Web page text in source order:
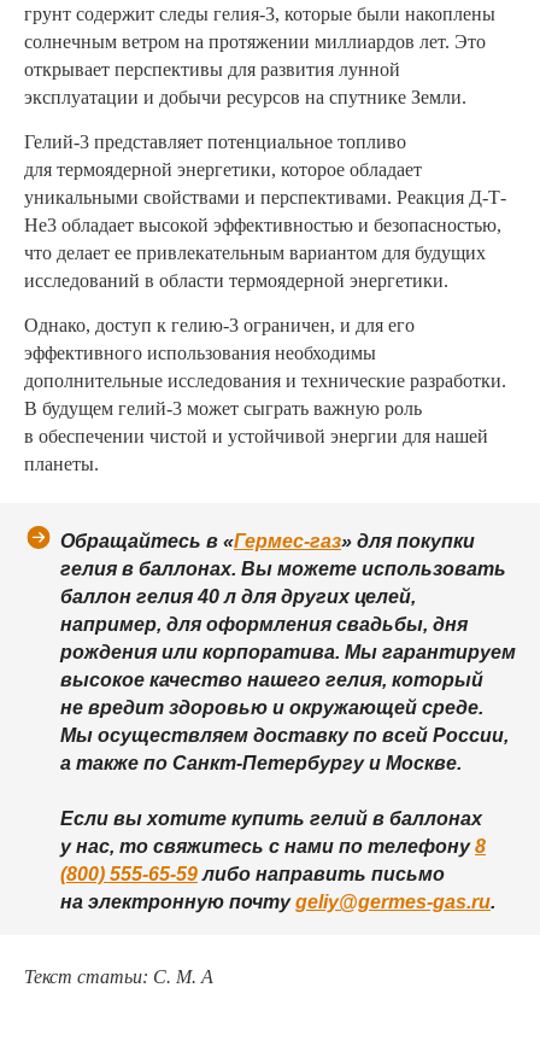
грунт содержит следы гелия-3, которые были накоплены
солнечным ветром на протяжении миллиардов лет. Это
открывает перспективы для развития лунной
эксплуатации и добычи ресурсов на спутнике Земли.
Гелий-3 представляет потенциальное топливо
для термоядерной энергетики, которое обладает
уникальными свойствами и перспективами. Реакция Д-Т-
He3 обладает высокой эффективностью и безопасностью,
что делает ее привлекательным вариантом для будущих
исследований в области термоядерной энергетики.
Однако, доступ к гелию-3 ограничен, и для его
эффективного использования необходимы
дополнительные исследования и технические разработки.
В будущем гелий-3 может сыграть важную роль
в обеспечении чистой и устойчивой энергии для нашей
планеты.
Обращайтесь в «Гермес-газ» для покупки
гелия в баллонах. Вы можете использовать
баллон гелия 40 л для других целей,
например, для оформления свадьбы, дня
рождения или корпоратива. Мы гарантируем
высокое качество нашего гелия, который
не вредит здоровью и окружающей среде.
Мы осуществляем доставку по всей России,
а также по Санкт-Петербургу и Москве.
Если вы хотите купить гелий в баллонах
у нас, то свяжитесь с нами по телефону8
(800) 555-65-59либо направить письмо
на электронную почтуgeliy@germes-gas.ru.
Текст статьи: С. М. А